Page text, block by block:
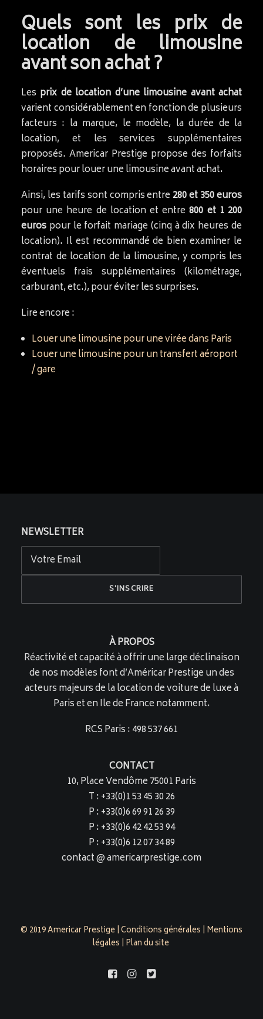
Quels sont les prix de
location de limousine
avant son achat ?
Les prix de location d’une limousine avant achat
varient considérablement en fonction de plusieurs
facteurs : la marque, le modèle, la durée de la
location, et les services supplémentaires
proposés. Americar Prestige propose des forfaits
horaires pour louer une limousine avant achat.
Ainsi, les tarifs sont compris entre280 et 350 euros
pour une heure de location et entre800 et 1 200
euros pour le forfait mariage (cinq à dix heures de
location). Il est recommandé de bien examiner le
contrat de location de la limousine, y compris les
éventuels frais supplémentaires (kilométrage,
carburant, etc.), pour éviter les surprises.
Lire encore :
Louer une limousine pour une virée dans Paris
Louer une limousine pour un transfert aéroport
/ gare
NEWSLETTER
À PROPOS
Réactivité et capacité à offrir une large déclinaison
de nos modèles font d’Américar Prestige un des
acteurs majeurs de la location de voiture de luxe à
Paris et en Ile de France notamment.
RCS Paris : 498 537 661
CONTACT
10, Place Vendôme 75001 Paris
T : +33(0)1 53 45 30 26
P : +33(0)6 69 91 26 39
P : +33(0)6 42 42 53 94
P : +33(0)6 12 07 34 89
contact @ americarprestige.com
© 2019 Americar Prestige |Conditions générales | Mentions
légales | Plan du site